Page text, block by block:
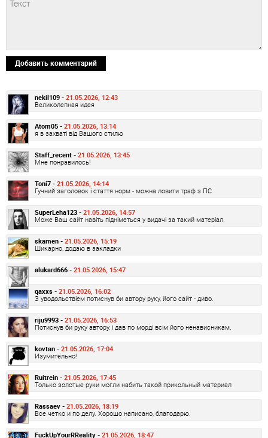
Добавить комментарий
nekil109 - 21.05.2026, 12:43
Великолепная идея
Atom05 - 21.05.2026, 13:14
я в захваті від Вашого стилю
Staff_recent - 21.05.2026, 13:45
Мне понравилось!
Toni7 - 21.05.2026, 14:14
Гучний заголовок і стаття норм - можна ловити траф з ПС
SuperLeha123 - 21.05.2026, 14:57
Може Ваш сайт навіть підніметься у видачі за такий матеріал.
skamen - 21.05.2026, 15:19
Шикарно, додаю в закладки
alukard666 - 21.05.2026, 15:47
qaxxs - 21.05.2026, 16:02
З уводольствіем потиснув би автору руку, його сайт - диво.
riju9993 - 21.05.2026, 16:53
Потиснув би руку автору, і дав по морді всім його ненависникам.
kovtan - 21.05.2026, 17:04
Изумительно!
Ruitrein - 21.05.2026, 17:45
Только золотые руки могли набить такой прикольный материал
Rassaev - 21.05.2026, 18:19
Все четко и по делу. Хорошо написано, благодарю.
FuckUpYourRReality - 21.05.2026, 18:47